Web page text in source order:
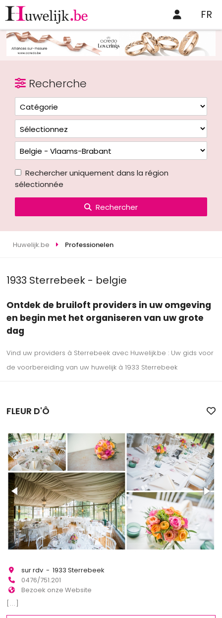
FR
Recherche
Rechercher uniquement dans la région
sélectionnée
Rechercher
Huwelijk.be Professionelen
1933 Sterrebeek - belgie
Ontdek de bruiloft providers in uw omgeving
en begin met het organiseren van uw grote
dag
Vind uw providers à Sterrebeek avec Huwelijk.be : Uw gids voor
de voorbereiding van uw huwelijk à 1933 Sterrebeek
FLEUR D'Ô
sur rdv - 1933 Sterrebeek
0476/751.201
Bezoek onze Website
[...]